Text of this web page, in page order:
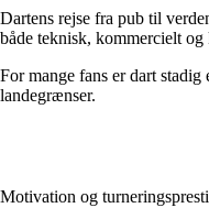
Dartens rejse fra pub til
både teknisk, kommercielt
For mange fans er dart
landegrænser.
Motivation og